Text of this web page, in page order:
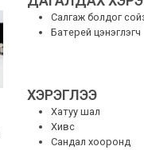
Салгаж болдог
Батерей цэнэглэгч
ХЭРЭГЛЭЭ
Хатуу шал
Хивс
Сандал хооронд